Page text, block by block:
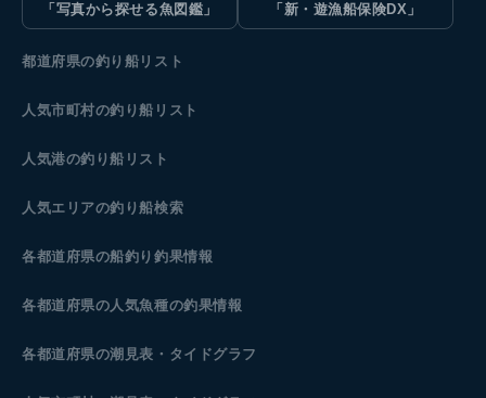
「写真から探せる魚図鑑」
「新・遊漁船保険DX」
都道府県の釣り船リスト
人気市町村の釣り船リスト
人気港の釣り船リスト
人気エリアの釣り船検索
各都道府県の船釣り釣果情報
各都道府県の人気魚種の釣果情報
各都道府県の潮見表 ・タイドグラフ